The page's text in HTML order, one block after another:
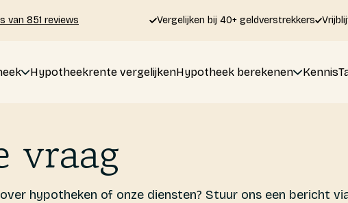
van 851 reviews Vergelijken bij 40+ geldverstrekkers
Hypotheekrente vergelijkenHypotheek berekenen Kennis
vraag
hypotheken of onze diensten? Stuur ons een bericht